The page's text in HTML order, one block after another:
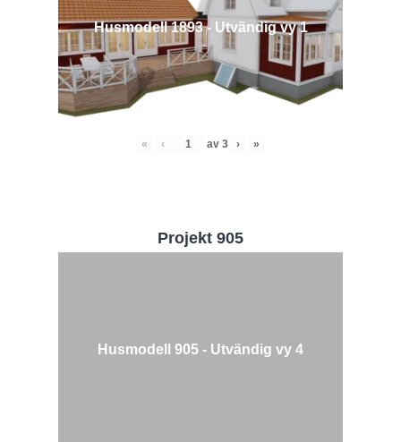
Husmodell 1893 - Utvändig vy 1
« ‹ av 3 › »
Projekt 905
Husmodell 905 - Utvändig vy 4